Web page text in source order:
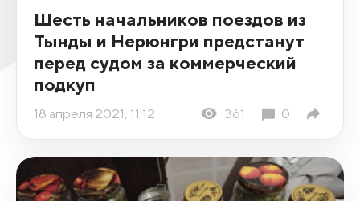
Шесть начальников поездов из
Тынды и Нерюнгри предстанут
перед судом за коммерческий
подкуп
18 апреля 2021, 11:12 361 0